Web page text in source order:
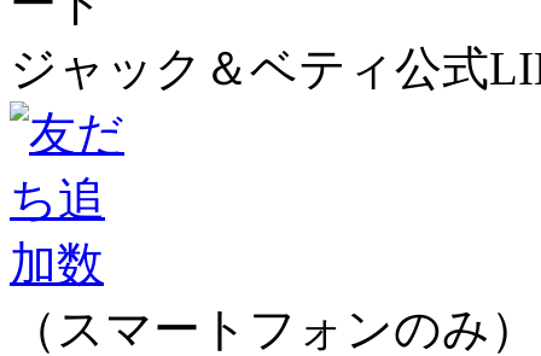
ジャック＆ベティ公式
（スマートフォンのみ）